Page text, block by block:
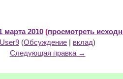
марта 2010(просмотреть
User9 (Обсуждение | вклад)
Следующая правка →